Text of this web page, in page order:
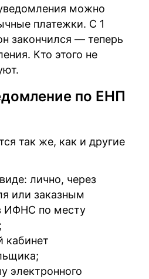
можно
платежки. С 1
закончился — теперь
Кто этого не
по ЕНП
так же, как и другие
лично, через
или заказным
ИФНС по месту
кабинет
электронного